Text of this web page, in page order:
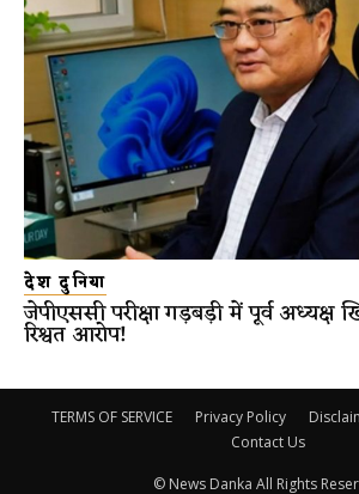
देश दुनिया
जेपीएससी परीक्षा गड़बड़ी में पूर्व अध्यक्ष
रिश्वत आरोप!
TERMS OF SERVICE Privacy Policy
Contact Us
© News Danka All Rights